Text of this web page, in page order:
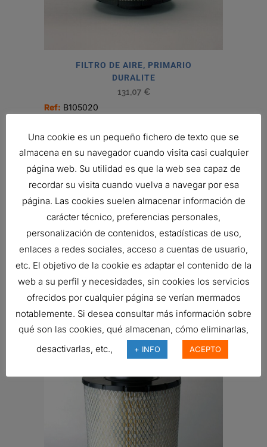
FILTRO DE AIRE, PRIMARIO
DURALITE
131,07 €
Ref: B105020
231,30
Ref:B100121
Una cookie es un pequeño fichero de texto que se
almacena en su navegador cuando visita casi cualquier
página web. Su utilidad es que la web sea capaz de
recordar su visita cuando vuelva a navegar por esa
página. Las cookies suelen almacenar información de
carácter técnico, preferencias personales,
personalización de contenidos, estadísticas de uso,
enlaces a redes sociales, acceso a cuentas de usuario,
etc. El objetivo de la cookie es adaptar el contenido de la
web a su perfil y necesidades, sin cookies los servicios
ofrecidos por cualquier página se verían mermados
notablemente. Si desea consultar más información sobre
qué son las cookies, qué almacenan, cómo eliminarlas,
desactivarlas, etc.,
+ INFO ACEPTO